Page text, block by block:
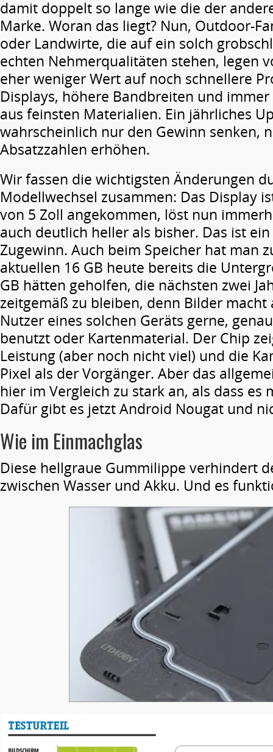
damit doppelt so lange wie die der
Marke. Woran das liegt? Nun, Outdoor-
oder Landwirte, die auf ein solch
echten Nehmerqualitäten stehen, legen
eher weniger Wert auf noch schnellere
Displays, höhere Bandbreiten und
aus feinsten Materialien. Ein jährliches
wahrscheinlich nur den Gewinn senken,
Absatzzahlen erhöhen.
Wir fassen die wichtigsten Änderungen
Modellwechsel zusammen: Das Display
von 5 Zoll angekommen, löst nun
auch deutlich heller als bisher. Das ist
Zugewinn. Auch beim Speicher hat man
aktuellen 16 GB heute bereits die
GB hätten geholfen, die nächsten zwei
zeitgemäß zu bleiben, denn Bilder macht
Nutzer eines solchen Geräts gerne,
benutzt oder Kartenmaterial. Der Chip
Leistung (aber noch nicht viel) und die
Pixel als der Vorgänger. Aber das
hier im Vergleich zu stark an, als dass es
Dafür gibt es jetzt Android Nougat und
Wie im Einmachglas
Diese hellgraue Gummilippe verhindert
zwischen Wasser und Akku. Und es